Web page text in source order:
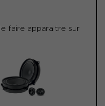
faire apparaitre sur